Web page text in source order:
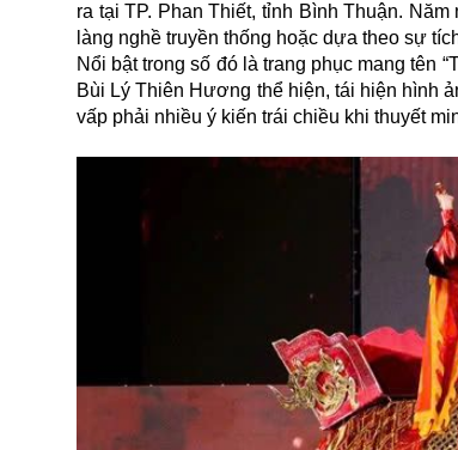
ra tại TP. Phan Thiết, tỉnh Bình Thuận. Năm
làng nghề truyền thống hoặc dựa theo sự
Nổi bật trong số đó là trang phục mang tên
Bùi Lý Thiên Hương thể hiện, tái hiện hình
vấp phải nhiều ý kiến trái chiều khi thuyết